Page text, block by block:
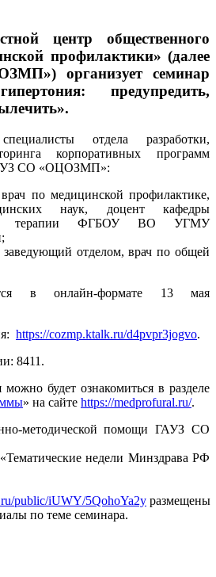
центр общественного
профилактики» (далее
организует семинар
предупредить,
отдела разработки,
корпоративных программ
СО «ОЦОЗМП»:
по медицинской профилактике,
наук, доцент кафедры
терапии ФГБОУ ВО УГМУ
отделом, врач по общей
в онлайн-формате 13 мая
https://cozmp.ktalk.ru/d4pvpr3jogvo.
8411.
будет ознакомиться в разделе
» на сайте https://medprofural.ru/.
методической помощи ГАУЗ СО
недели Минздрава РФ
public/iUWY/5QohoYa2y размещены
по теме семинара.